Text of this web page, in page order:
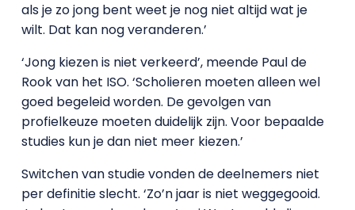
als je zo jong bent weet je nog niet altijd wat je
wilt. Dat kan nog veranderen.’
‘Jong kiezen is niet verkeerd’, meende Paul de
Rook van het ISO. ‘Scholieren moeten alleen wel
goed begeleid worden. De gevolgen van
profielkeuze moeten duidelijk zijn. Voor bepaalde
studies kun je dan niet meer kiezen.’
Switchen van studie vonden de deelnemers niet
per definitie slecht. ‘Zo’n jaar is niet weggegooid.